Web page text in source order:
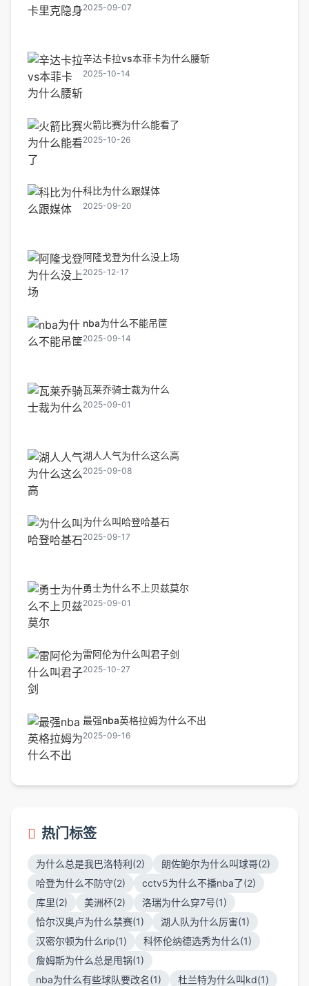
2025-09-07
辛达卡拉vs本菲卡为什么腰斩
2025-10-14
火箭比赛为什么能看了
2025-10-26
科比为什么跟媒体
2025-09-20
阿隆戈登为什么没上场
2025-12-17
nba为什么不能吊筐
2025-09-14
瓦莱乔骑士裁为什么
2025-09-01
湖人人气为什么这么高
2025-09-08
为什么叫哈登哈基石
2025-09-17
勇士为什么不上贝兹莫尔
2025-09-01
雷阿伦为什么叫君子剑
2025-10-27
最强nba英格拉姆为什么不出
2025-09-16
热门标签
为什么总是我巴洛特利(2)
朗佐鲍尔为什么叫球哥(2)
哈登为什么不防守(2)
cctv5为什么不播nba了(2)
库里(2)
美洲杯(2)
洛瑞为什么穿7号(1)
恰尔汉奥卢为什么禁赛(1)
湖人队为什么厉害(1)
汉密尔顿为什么rip(1)
科怀伦纳德选秀为什么(1)
詹姆斯为什么总是甩锅(1)
nba为什么有些球队要改名(1)
杜兰特为什么叫kd(1)